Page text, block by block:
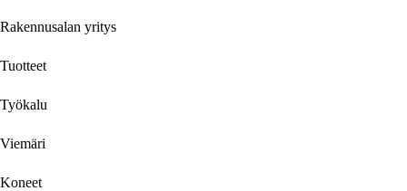
Rakennusalan yritys
Tuotteet
Työkalu
Viemäri
Koneet